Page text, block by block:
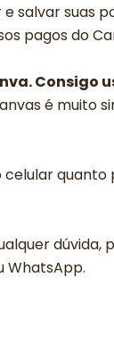
salvar suas
pagos do
Consigo
é muito
WhatsApp.